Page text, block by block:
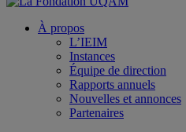
À propos
L’IEIM
Instances
Équipe de direction
Rapports annuels
Nouvelles et annonces
Partenaires